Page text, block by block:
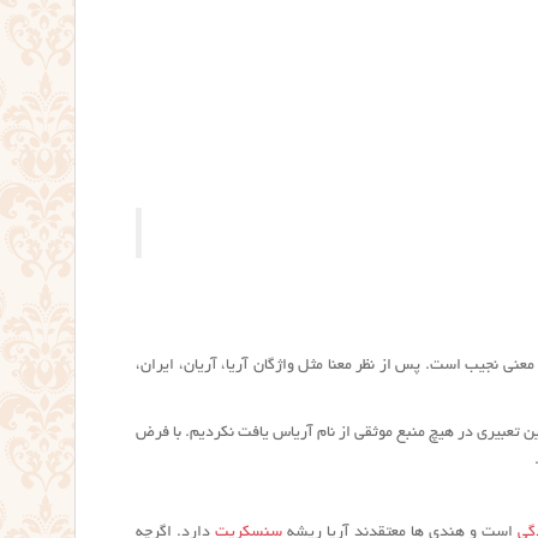
نجیب است. پس از نظر معنا مثل واژگان آریا، آریان، ایران،
تعبیری در هیچ منبع موثقی از نام آریاس یافت نکردیم. با فرض
است و هندی ها معتقدند آریا ریشه سنسکریت دارد. اگرچه